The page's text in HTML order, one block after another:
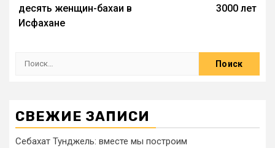
десять женщин-бахаи в
Исфахане
3000 лет
СВЕЖИЕ ЗАПИСИ
Себахат Тунджель: вместе мы построим